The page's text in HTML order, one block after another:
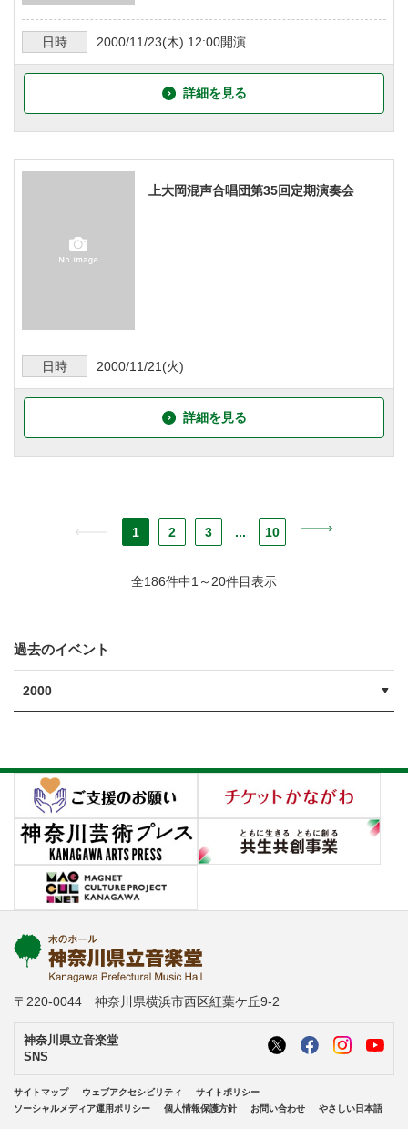
日時 2000/11/23(木) 12:00開演
詳細を見る
上大岡混声合唱団第35回定期演奏会
日時 2000/11/21 (火)
詳細を見る
1 2 3 ... 10
全186件中1～20件目表示
過去のイベント
〒220-0044 神奈川県横浜市西区紅葉ケ丘9-2
神奈川県立音楽堂
SNS
サイトマップ ウェブアクセシビリティ
サイトポリシー
ソーシャルメディア運用ポリシー
個人情報保護方針 お問い合わせ やさしい日本語